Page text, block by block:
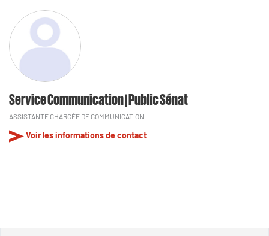
Service Communication | Public Sénat
ASSISTANTE CHARGÉE DE COMMUNICATION
Voir les informations de contact